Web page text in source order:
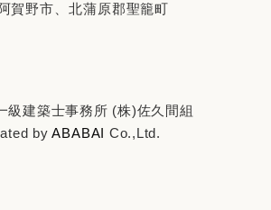
賀野市、北蒲原郡聖籠町
級建築士事務所 (株)佐久間組
byABABAI Co.,Ltd.